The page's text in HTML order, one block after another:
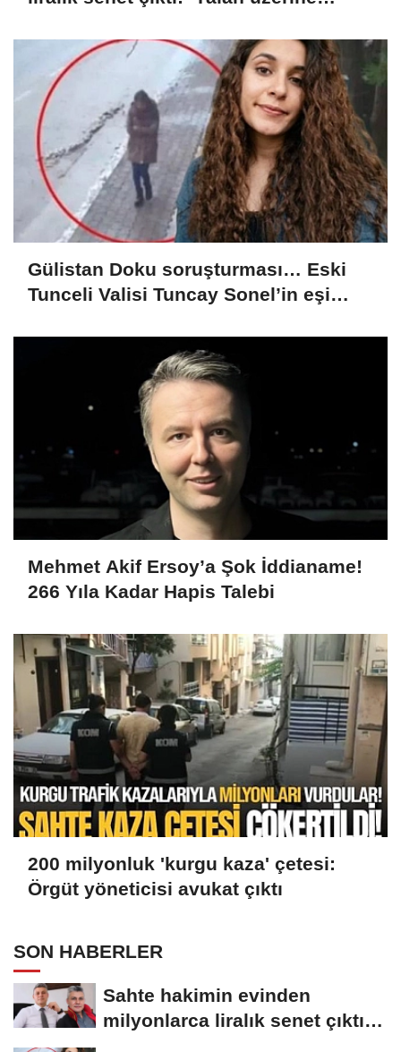
Gülistan Doku soruşturması… Eski
Tunceli Valisi Tuncay Sonel’in eşi
Mehmet Akif Ersoy’a Şok İddianame!
266 Yıla Kadar Hapis Talebi
200 milyonluk 'kurgu kaza' çetesi:
Örgüt yöneticisi avukat çıktı
SON HABERLER
Sahte hakimin evinden
milyonlarca liralık senet çıktı: